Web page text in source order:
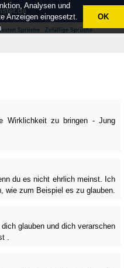
Sprüche Zufällige Sprüche
Wirklichkeit zu bringen - Jung
du es nicht ehrlich meinst. Ich
wie zum Beispiel es zu glauben.
glauben und dich verarschen
.
Analysen und
Anzeigen eingesetzt.
OK